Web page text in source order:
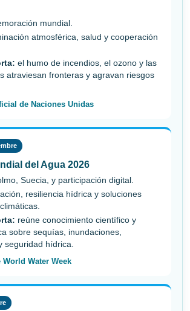
mundial.
atmosférica, salud y cooperación
el humo de incendios, el ozono y las
atraviesan fronteras y agravan riesgos
de Naciones Unidas
del Agua 2026
Suecia, y participación digital.
resiliencia hídrica y soluciones
reúne conocimiento científico y
sobre sequías, inundaciones,
seguridad hídrica.
Water Week